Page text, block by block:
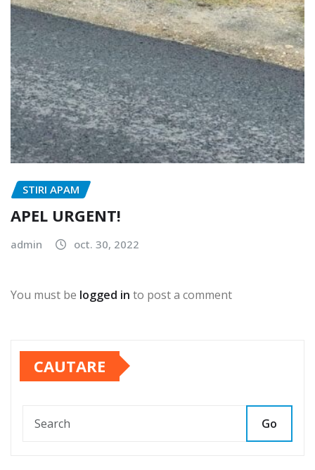
STIRI APAM
APEL URGENT!
admin oct. 30, 2022
You must be logged in to post a comment
CAUTARE
Go